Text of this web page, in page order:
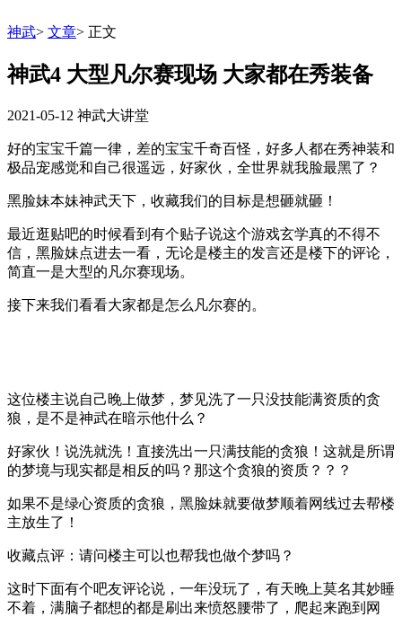
神武> 文章> 正文
神武4 大型凡尔赛现场 大家都在秀装备
2021-05-12 神武大讲堂
好的宝宝千篇一律，差的宝宝千奇百怪，好多人都在秀神装和
极品宠感觉和自己很遥远，好家伙，全世界就我脸最黑了？
黑脸妹本妹神武天下，收藏我们的目标是想砸就砸！
最近逛贴吧的时候看到有个贴子说这个游戏玄学真的不得不
信，黑脸妹点进去一看，无论是楼主的发言还是楼下的评论，
简直一是大型的凡尔赛现场。
接下来我们看看大家都是怎么凡尔赛的。
这位楼主说自己晚上做梦，梦见洗了一只没技能满资质的贪
狼，是不是神武在暗示他什么？
好家伙！说洗就洗！直接洗出一只满技能的贪狼！这就是所谓
的梦境与现实都是相反的吗？那这个贪狼的资质？？？
如果不是绿心资质的贪狼，黑脸妹就要做梦顺着网线过去帮楼
主放生了！
收藏点评：请问楼主可以也帮我也做个梦吗？
这时下面有个吧友评论说，一年没玩了，有天晚上莫名其妙睡
不着，满脑子都想的都是刷出来愤怒腰带了，爬起来跑到网